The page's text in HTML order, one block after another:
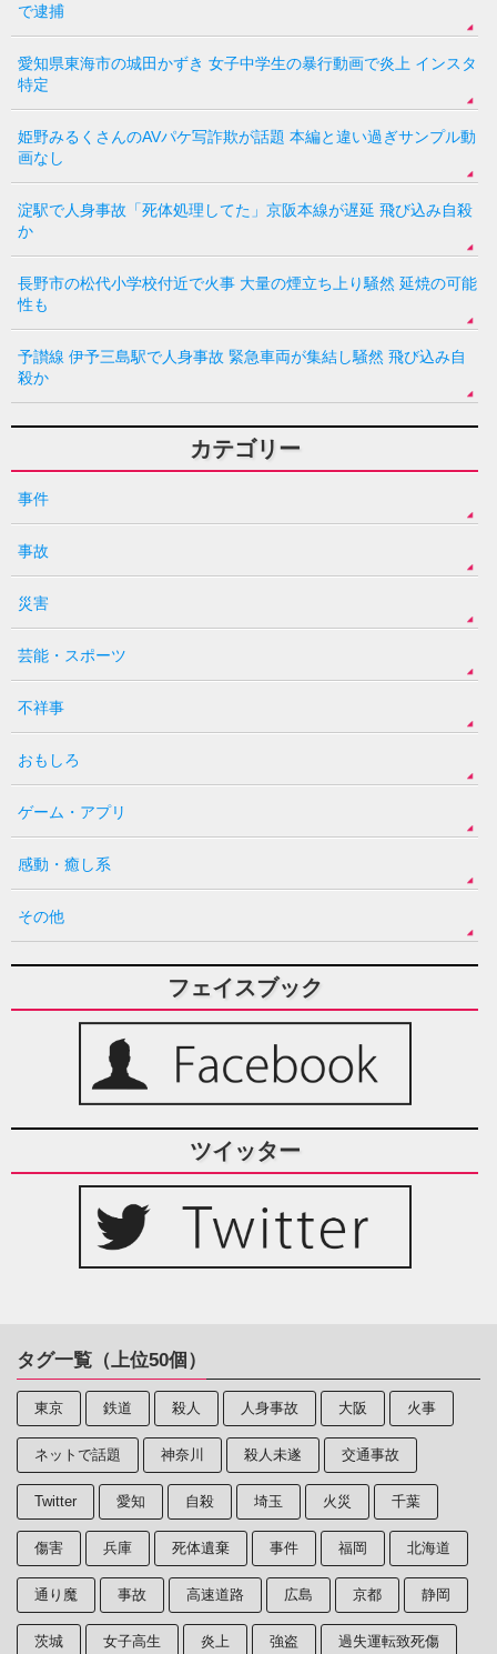
で逮捕
愛知県東海市の城田かずき 女子中学生の暴行動画で炎上 インスタ
特定
姫野みるくさんのAVパケ写詐欺が話題 本編と違い過ぎサンプル動
画なし
淀駅で人身事故「死体処理してた」京阪本線が遅延 飛び込み自殺
か
長野市の松代小学校付近で火事 大量の煙立ち上り騒然 延焼の可能
性も
予讃線 伊予三島駅で人身事故 緊急車両が集結し騒然 飛び込み自
殺か
カテゴリー
事件
事故
災害
芸能・スポーツ
不祥事
おもしろ
ゲーム・アプリ
感動・癒し系
その他
フェイスブック
ツイッター
タグ一覧（上位50個）
東京 鉄道 殺人 人身事故 大阪 火事
ネットで話題 神奈川 殺人未遂 交通事故
Twitter 愛知 自殺 埼玉 火災 千葉
傷害 兵庫 死体遺棄 事件 福岡 北海道
通り魔 事故 高速道路 広島 京都 静岡
茨城 女子高生 炎上 強盗 過失運転致死傷